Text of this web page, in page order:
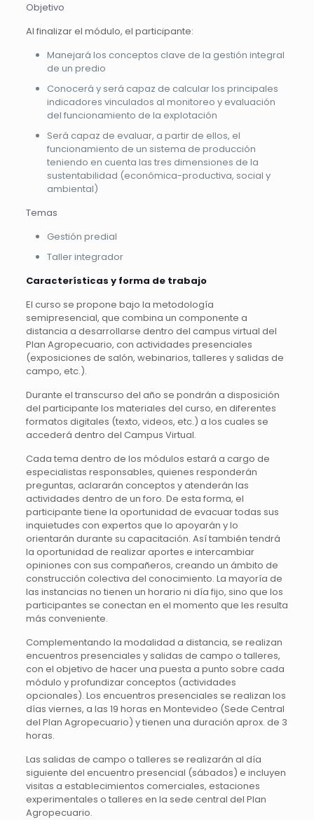
Objetivo
Al finalizar el módulo, el participante:
Manejará los conceptos clave de la gestión integral
de un predio
Conocerá y será capaz de calcular los principales
indicadores vinculados al monitoreo y evaluación
del funcionamiento de la explotación
Será capaz de evaluar, a partir de ellos, el
funcionamiento de un sistema de producción
teniendo en cuenta las tres dimensiones de la
sustentabilidad (económica-productiva, social y
ambiental)
Temas
Gestión predial
Taller integrador
Características y forma de trabajo
El curso se propone bajo la metodología
semipresencial, que combina un componente a
distancia a desarrollarse dentro del campus virtual del
Plan Agropecuario, con actividades presenciales
(exposiciones de salón, webinarios, talleres y salidas de
campo, etc.).
Durante el transcurso del año se pondrán a disposición
del participante los materiales del curso, en diferentes
formatos digitales (texto, videos, etc.) a los cuales se
accederá dentro del Campus Virtual.
Cada tema dentro de los módulos estará a cargo de
especialistas responsables, quienes responderán
preguntas, aclararán conceptos y atenderán las
actividades dentro de un foro. De esta forma, el
participante tiene la oportunidad de evacuar todas sus
inquietudes con expertos que lo apoyarán y lo
orientarán durante su capacitación. Así también tendrá
la oportunidad de realizar aportes e intercambiar
opiniones con sus compañeros, creando un ámbito de
construcción colectiva del conocimiento. La mayoría de
las instancias no tienen un horario ni día fijo, sino que los
participantes se conectan en el momento que les resulta
más conveniente.
Complementando la modalidad a distancia, se realizan
encuentros presenciales y salidas de campo o talleres,
con el objetivo de hacer una puesta a punto sobre cada
módulo y profundizar conceptos (actividades
opcionales). Los encuentros presenciales se realizan los
días viernes, a las 19 horas en Montevideo (Sede Central
del Plan Agropecuario) y tienen una duración aprox. de 3
horas.
Las salidas de campo o talleres se realizarán al día
siguiente del encuentro presencial (sábados) e incluyen
visitas a establecimientos comerciales, estaciones
experimentales o talleres en la sede central del Plan
Agropecuario.